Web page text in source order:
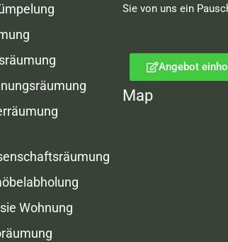
Wohnung
Sie von uns ein
Angebot
Map